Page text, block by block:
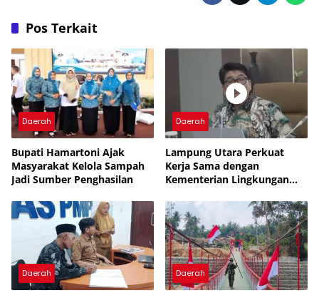
Pos Terkait
Daerah
Bupati Hamartoni Ajak
Masyarakat Kelola Sampah
Jadi Sumber Penghasilan
Daerah
Lampung Utara Perkuat
Kerja Sama dengan
Kementerian Lingkungan
Pengelolaan Sampah
Daerah Daerah